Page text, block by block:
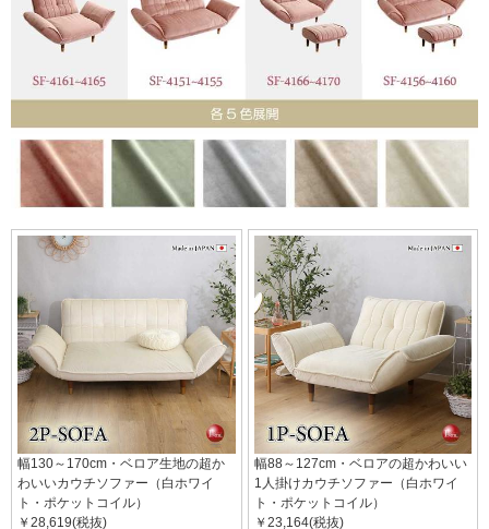
幅130～170cm・ベロア生地の超か
わいいカウチソファー（白ホワイ
ト・ポケットコイル）
￥28,619(税抜)
幅88～127cm・ベロアの超かわいい
1人掛けカウチソファー（白ホワイ
ト・ポケットコイル）
￥23,164(税抜)